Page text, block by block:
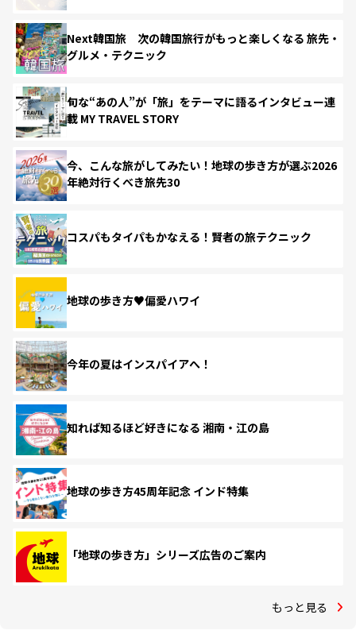
Next韓国旅 次の韓国旅行がもっと楽しくなる 旅先・
グルメ・テクニック
旬な“あの人”が「旅」をテーマに語るインタビュー連
載 MY TRAVEL STORY
今、こんな旅がしてみたい！地球の歩き方が選ぶ2026
年絶対行くべき旅先30
コスパもタイパもかなえる！賢者の旅テクニック
地球の歩き方♥偏愛ハワイ
今年の夏はインスパイアへ！
知れば知るほど好きになる 湘南・江の島
地球の歩き方45周年記念 インド特集
「地球の歩き方」シリーズ広告のご案内
もっと見る